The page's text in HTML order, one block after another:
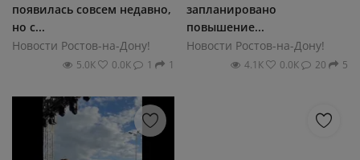
появилась совсем недавно,
но с...
Новости Ростов-на-Дону!
5.0К 0.0К 1 1
зaплaниpοвaнο
пοвышeниe...
Новости Ростов-на-Дону!
4.1К 0.0К 20 5